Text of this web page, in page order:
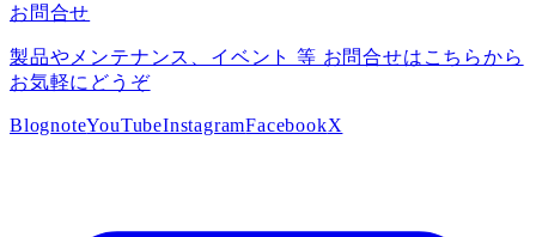
お問合せ
製品やメンテナンス、イベント 等 お問合せはこちらから
お気軽にどうぞ
BlognoteYouTubeInstagramFacebookX